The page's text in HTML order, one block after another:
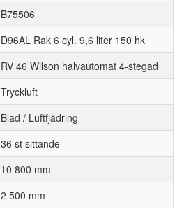
B75506
D96AL Rak 6 cyl. 9,6 liter 150 hk
RV 46 Wilson halvautomat 4-stegad
Tryckluft
Blad / Luftfjädring
36 st sittande
10 800 mm
2 500 mm